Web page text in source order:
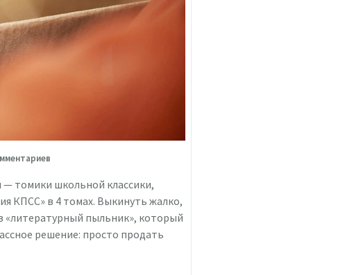
томики школьной классики,
КПСС» в 4 томах. Выкинуть жалко,
«литературный пыльник», который
решение: просто продать